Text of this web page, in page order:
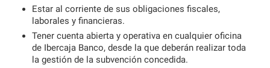
Estar al corriente de sus obligaciones fiscales,
laborales y financieras.
Tener cuenta abierta y operativa en cualquier oficina
de Ibercaja Banco, desde la que deberán realizar toda
la gestión de la subvención concedida.